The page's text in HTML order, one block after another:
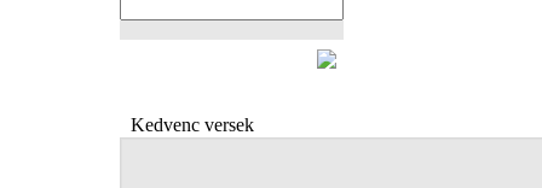
Kedvenc versek